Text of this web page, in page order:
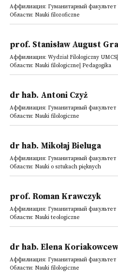
Аффилиация: Гуманитарный факультет
Области: Nauki filozoficzne
prof. Stanisław August
Аффилиация: Wydział Filologiczny
Области: Nauki filologiczne| Pedagogika
dr hab. Antoni Czyż
Аффилиация: Гуманитарный факультет
Области: Nauki filologiczne
dr hab. Mikołaj Bieluga
Аффилиация: Гуманитарный факультет
Области: Nauki o sztukach pięknych
prof. Roman Krawczyk
Аффилиация: Гуманитарный факультет
Области: Nauki teologiczne
dr hab. Elena
Аффилиация: Гуманитарный факультет
Области: Nauki filologiczne